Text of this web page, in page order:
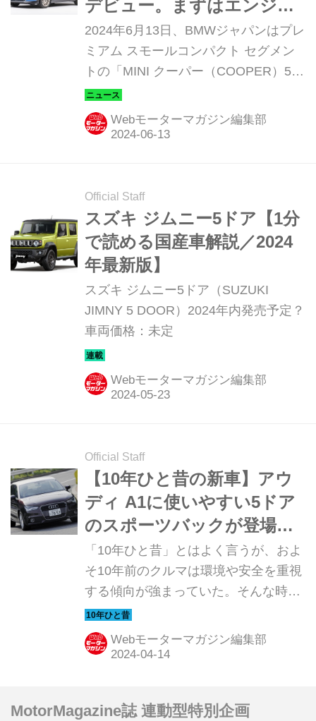
デビュー。まずはエンジン
車の2グレードから
2024年6月13日、BMWジャパンはプレ
ミアム スモールコンパクト セグメン
トの「MINI クーパー（COOPER）5ド
ア」の販売を開始した。納車は、2024
年第4四半期以降を予定している。
Webモーターマガジン編集部
Official Staff
スズキ ジムニー5ドア【1分
で読める国産車解説／2024
年最新版】
スズキ ジムニー5ドア（SUZUKI
JIMNY 5 DOOR）2024年内発売予定？
車両価格：未定
Webモーターマガジン編集部
Official Staff
【10年ひと昔の新車】アウ
ディ A1に使いやすい5ドア
のスポーツバックが登場し
た
「10年ひと昔」とはよく言うが、およ
そ10年前のクルマは環境や安全を重視
する傾向が強まっていた。そんな時代
のニューモデル試乗記を当時の記事と
写真で紹介していこう。今回は、アウ
ディ A1スポーツバックだ。
Webモーターマガジン編集部
MotorMagazine誌 連動型特別企画